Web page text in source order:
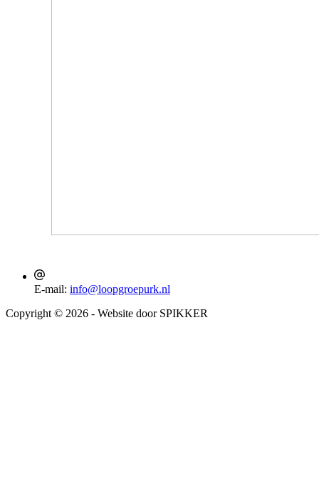
E-mail: info@loopgroepurk.nl
Copyright © 2026 - Website door SPIKKER